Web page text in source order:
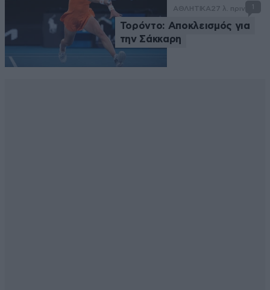
ΑΘΛΗΤΙΚΑ27 λ. πριν
Τορόντο: Αποκλεισμός για
την Σάκκαρη